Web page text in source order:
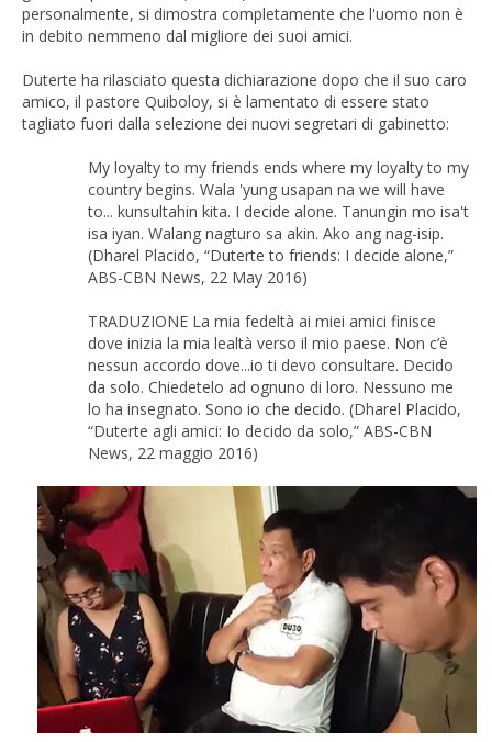
personalmente, si dimostra completamente che l'uomo non è
in debito nemmeno dal migliore dei suoi amici.
Duterte ha rilasciato questa dichiarazione dopo che il suo caro
amico, il pastore Quiboloy, si è lamentato di essere stato
tagliato fuori dalla selezione dei nuovi segretari di gabinetto:
My loyalty to my friends ends where my loyalty to my
country begins. Wala 'yung usapan na we will have
to... kunsultahin kita. I decide alone. Tanungin mo isa't
isa iyan. Walang nagturo sa akin. Ako ang nag-isip.
(Dharel Placido, “Duterte to friends: I decide alone,”
ABS-CBN News, 22 May 2016)
TRADUZIONE La mia fedeltà ai miei amici finisce
dove inizia la mia lealtà verso il mio paese. Non c’è
nessun accordo dove...io ti devo consultare. Decido
da solo. Chiedetelo ad ognuno di loro. Nessuno me
lo ha insegnato. Sono io che decido. (Dharel Placido,
“Duterte agli amici: Io decido da solo,” ABS-CBN
News, 22 maggio 2016)